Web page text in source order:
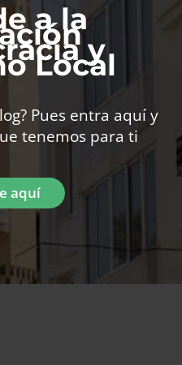
a la
y
Local
Pues entra aquí y
tenemos para ti
aquí